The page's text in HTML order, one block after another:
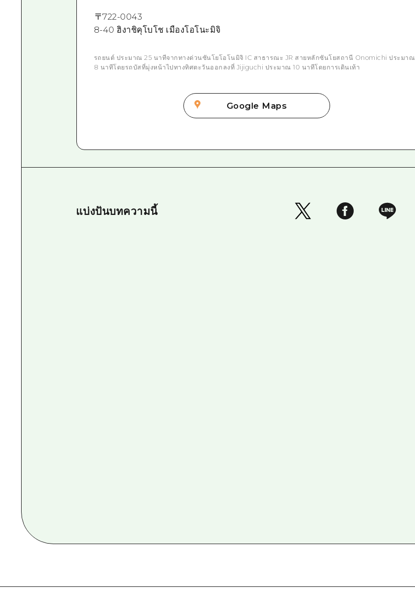
〒722-0043
8-40 ฮิงาชิคุโบโช เมืองโอโนะมิจิ
รถยนต์ ประมาณ 25 นาทีจากทางด่วนซันโยโอโนมิจิ IC สาธารณะ JR สายหลักซันโยสถานี Onomichi ประมาณ
8 นาทีโดยรถบัสที่มุ่งหน้าไปทางทิศตะวันออกลงที่ Jijiguchi ประมาณ 10 นาทีโดยการเดินเท้า
Google Maps
แบ่งปันบทความนี้